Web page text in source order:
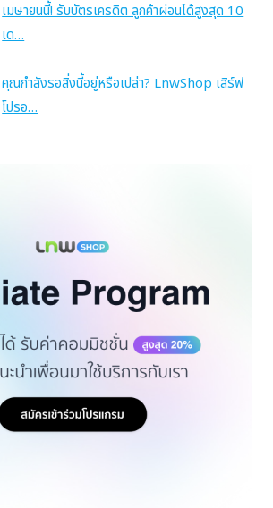
เมษายนนี้! รับบัตรเครดิต ลูกค้าผ่อนได้สูงสุด 10
เด…
คุณกำลังรอสิ่งนี้อยู่หรือเปล่า? LnwShop เสิร์ฟ
โปรอ…